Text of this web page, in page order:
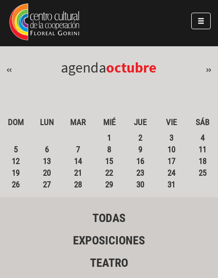
Pasar al contenido principal
Jump to main content
« agendaoctubre »
DOM LUN MAR MIÉ JUE VIE
SÁB
1
2 3
4
5
6 7 8 9 10
11
12
13 14 15 16 17
18
19
20 21 22 23 24
25
26
27 28 29 30 31
TODAS
EXPOSICIONES
TEATRO